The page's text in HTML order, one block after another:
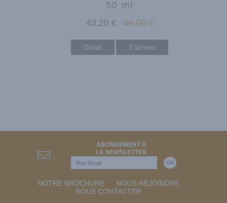
50 ml
43,20 € 48,00 €
Détail
ABONNEMENT À
LA NEWSLETTER
NOTRE BROCHURE
NOUS REJOINDRE
NOUS CONTACTER